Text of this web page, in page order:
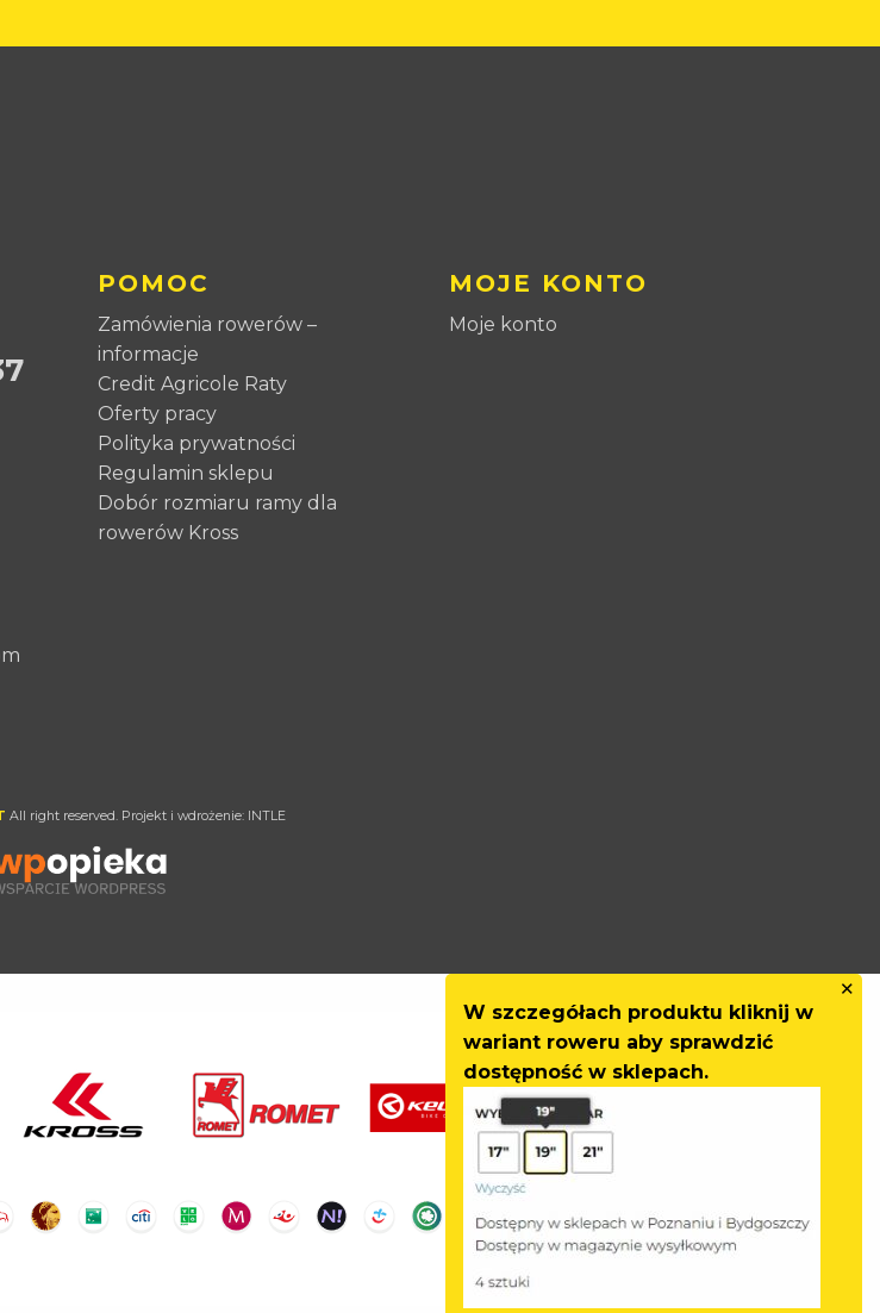
POMOC
Zamówienia rowerów –
informacje
Credit Agricole Raty
Oferty pracy
Polityka prywatności
Regulamin sklepu
Dobór rozmiaru ramy dla
rowerów Kross
MOJE KONTO
Moje konto
All right reserved. Projekt i wdrożenie: INTLE
✕
W szczegółach produktu kliknij w
wariant roweru aby sprawdzić
dostępność w sklepach.